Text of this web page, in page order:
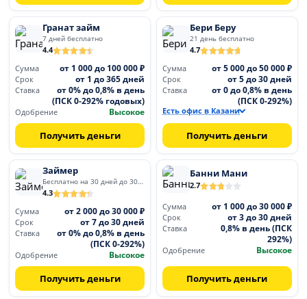
Гранат займ
7 дней бесплатно
4.4
Сумма
от 1 000 до 100 000 ₽
Срок от 1 до 365 дней
Ставка
от 0% до 0,8% в день
(ПСК 0-292% годовых)
Одобрение Высокое
Получить деньги
Бери Беру
21 день бесплатно
4.7
Сумма
от 5 000 до 50 000 ₽
Срок от 5 до 30 дней
Ставка
от 0 до 0,8% в день
(ПСК 0-292%)
Есть офис в Казани
Получить деньги
Займер
Бесплатно на 30 дней до 30 000
4.3
Сумма
от 2 000 до 30 000 ₽
Срок от 7 до 30 дней
Ставка
от 0% до 0,8% в день
(ПСК 0-292%)
Одобрение Высокое
Получить деньги
Банни Мани
2.7
Сумма от 1 000 до 30 000 ₽
Срок от 3 до 30 дней
Ставка
0,8% в день (ПСК
292%)
Одобрение Высокое
Получить деньги